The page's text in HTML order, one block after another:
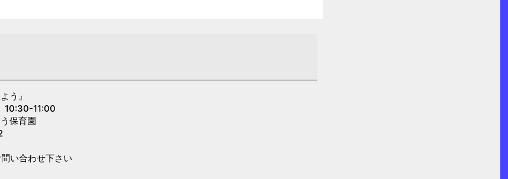
う』
11:00
保育園
い合わせ下さい